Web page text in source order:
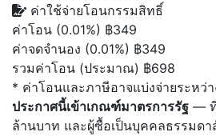
ค่าใช้จ่ายโอนกรรมสิทธิ์
ค่าโอน (0.01%) ฿349
ค่าจดจำนอง (0.01%) ฿349
รวมค่าโอน (ประมาณ) ฿698
* ค่าโอนและภาษีอาจแบ่งจ่ายระหว่
ประกาศนี้เข้าเกณฑ์มาตรการรัฐ — ที่
ล้านบาท และผู้ซื้อเป็นบุคคลธรรมด